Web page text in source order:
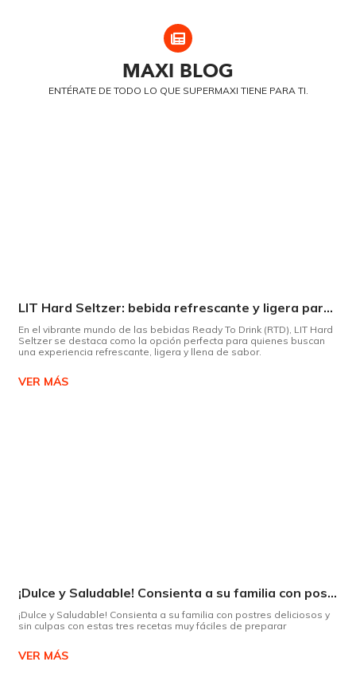
MAXI BLOG
ENTÉRATE DE TODO LO QUE SUPERMAXI TIENE PARA TI.
LIT Hard Seltzer: bebida refrescante y ligera para disfrutar de este verano
En el vibrante mundo de las bebidas Ready To Drink (RTD), LIT Hard
Seltzer se destaca como la opción perfecta para quienes buscan
una experiencia refrescante, ligera y llena de sabor.
VER MÁS
¡Dulce y Saludable! Consienta a su familia con postres deliciosos y sin culpas
¡Dulce y Saludable! Consienta a su familia con postres deliciosos y
sin culpas con estas tres recetas muy fáciles de preparar
VER MÁS